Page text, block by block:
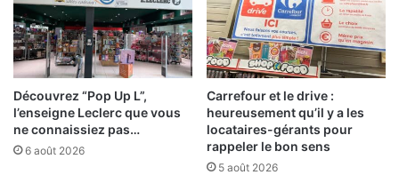
Découvrez “Pop Up L”,
l’enseigne Leclerc que vous
ne connaissiez pas…
6 août 2026
Carrefour et le drive :
heureusement qu’il y a les
locataires-gérants pour
rappeler le bon sens
5 août 2026